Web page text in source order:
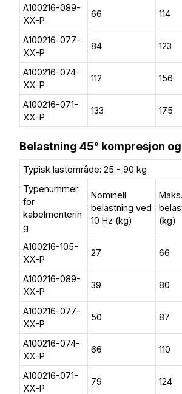
A100216-089-
XX-P
66 114
A100216-077-
XX-P
84 123
A100216-074-
XX-P
112 156
A100216-071-
XX-P
133 175
Belastning 45° kompresjon
Typisk lastområde: 25 - 90 kg
Typenummer
for
kabelmonterin
g
Nominell
belastning ved
10 Hz (kg)
(kg)
A100216-105-
XX-P
27 66
A100216-089-
XX-P
39 80
A100216-077-
XX-P
50 87
A100216-074-
XX-P
66 110
A100216-071-
XX-P
79 124